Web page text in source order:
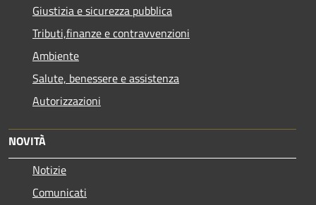
Giustizia e sicurezza pubblica
Tributi,finanze e contravvenzioni
Ambiente
Salute, benessere e assistenza
Autorizzazioni
NOVITÀ
Notizie
Comunicati